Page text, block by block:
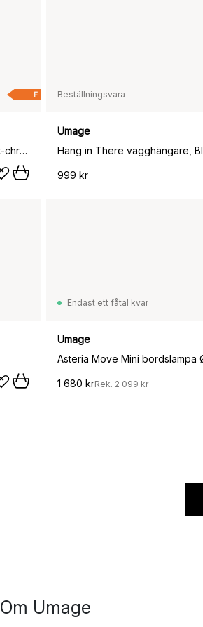
F
Asteria Wall vägglampa, Long, Black-chrome
Beställningsvara
Umage
Hang in There vägghängare,
999 kr
Endast ett fåtal kvar
Umage
1 680 krRek. 2 099 kr
Om Umage